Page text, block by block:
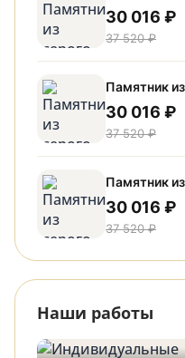
30 016 ₽
37 520 ₽
30 016 ₽
37 520 ₽
30 016 ₽
37 520 ₽
Наши работы